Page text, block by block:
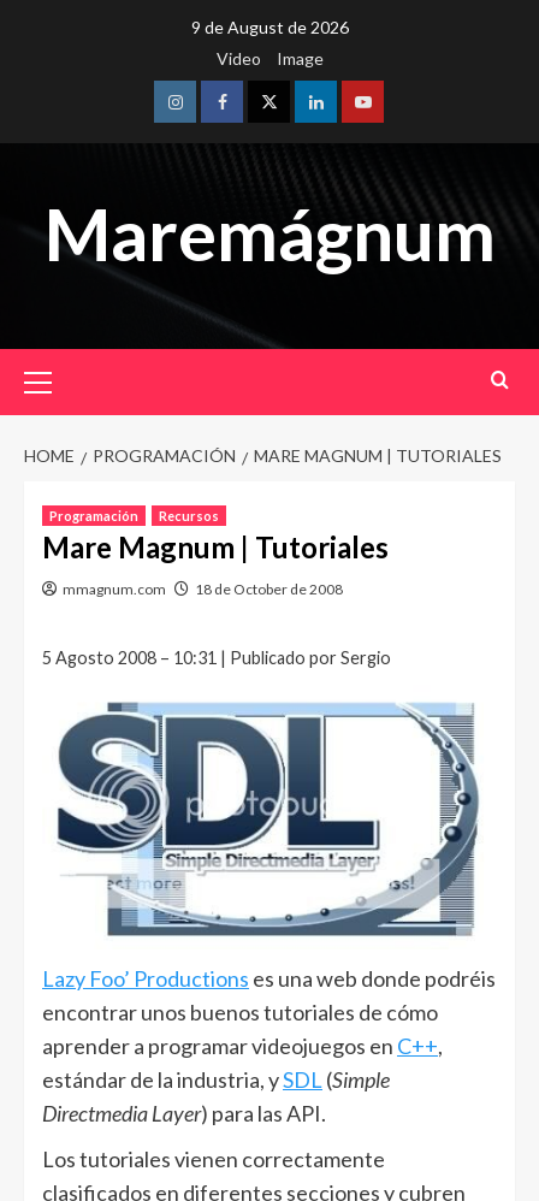
9 de August de 2026
Video
Image
InstagramFacebookTwitterLinkedinYoutube
Maremágnum
Menu
HOME PROGRAMACIÓN MARE MAGNUM | TUTORIALES
Programación Recursos
Mare Magnum | Tutoriales
mmagnum.com 18 de October de 2008
5 Agosto 2008 – 10:31 | Publicado por Sergio
Lazy Foo’ Productions es una web donde podréis
encontrar unos buenos tutoriales de cómo
aprender a programar videojuegos en C++,
estándar de la industria, ySDL (Simple
Directmedia Layer) para las API.
Los tutoriales vienen correctamente
clasificados en diferentes secciones y cubren